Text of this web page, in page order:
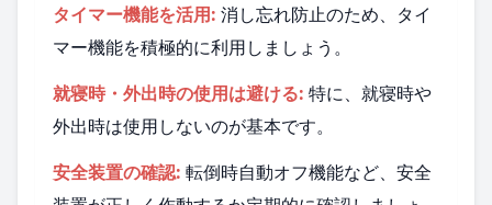
タイマー機能を活用: 消し忘れ防止のため、タイ
マー機能を積極的に利用しましょう。
就寝時・外出時の使用は避ける: 特に、就寝時や
外出時は使用しないのが基本です。
安全装置の確認: 転倒時自動オフ機能など、安全